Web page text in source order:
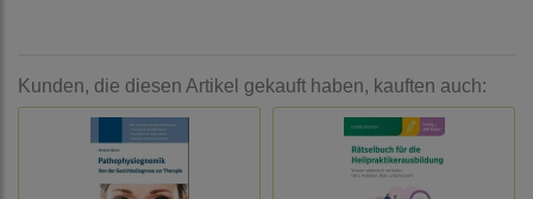
Kunden, die diesen Artikel gekauft haben, kauften auch: